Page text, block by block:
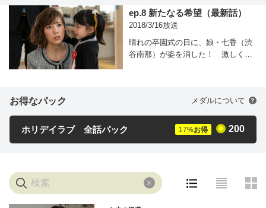
の意味でのパートナー”として成長していく夫婦の純愛物語を描き
ます。
キャスト
仲里依紗 塚本高史 中村倫也 松本まりか 山田裕貴 飯島寛
スタッフ
原作：こやまゆかり、草壁エリザ
『ホリデイラブ～夫婦間恋愛～』/ DeNA「マンガボックス」連載
脚本：渡辺千穂
演出：松田礼人（ドリマックス・テレビジョン） 山本大輔（ア
ズバーズ） 小野浩司（MMJ）
ep.8 新たなる希望 （最新話）
2018/3/16放送
晴れの卒園式の日に、娘・七香（渋
谷南那）が姿を消した！ 激しく取
判明。杏寿はホッと胸をなでおろ
す。
お得なパック メダルについて
ホリデイラブ 全話パック 17%お得 200